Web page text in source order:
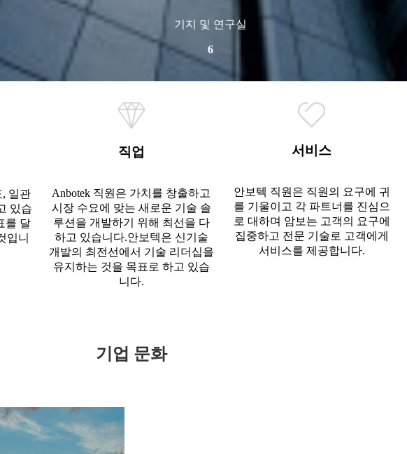
기지 및 연구실
6
, 일관
있습
를 달
입니
직업
Anbotek 직원은 가치를 창출하고
시장 수요에 맞는 새로운 기술 솔
루션을 개발하기 위해 최선을 다
하고 있습니다.안보텍은 신기술
개발의 최전선에서 기술 리더십을
유지하는 것을 목표로 하고 있습
니다.
서비스
안보텍 직원은 직원의 요구에 귀
를 기울이고 각 파트너를 진심으
로 대하며 암보는 고객의 요구에
집중하고 전문 기술로 고객에게
서비스를 제공합니다.
기업 문화